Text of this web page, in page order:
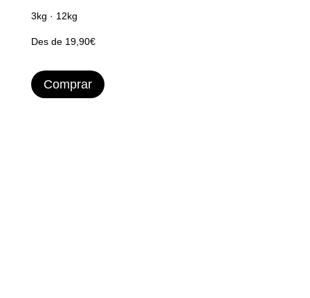
3kg · 12kg
Des de 19,90€
Comprar